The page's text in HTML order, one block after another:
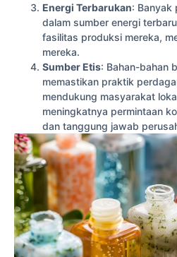
Energi Terbarukan: Banyak
dalam sumber energi
fasilitas produksi mereka,
mereka.
Sumber Etis: Bahan-bahan
memastikan praktik
mendukung masyarakat
meningkatnya permintaan
dan tanggung jawab